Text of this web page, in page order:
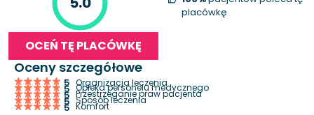
placówkę
OCEŃ TĘ PLACÓWKĘ
Oceny szczegółowe
5 Organizacja leczenia
5 Opieka personelu medycznego
5 Przestrzeganie praw pacjenta
5 Sposób leczenia
5 Komfort